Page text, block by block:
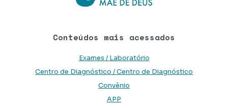
Conteúdos mais acessados
Exames / Laboratório
Centro de Diagnóstico / Centro de Diagnóstico
Convênio
APP